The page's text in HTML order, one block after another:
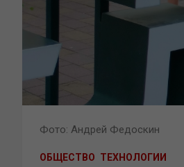
Фото: Андрей Федоскин
ОБЩЕСТВО ТЕХНОЛОГИИ